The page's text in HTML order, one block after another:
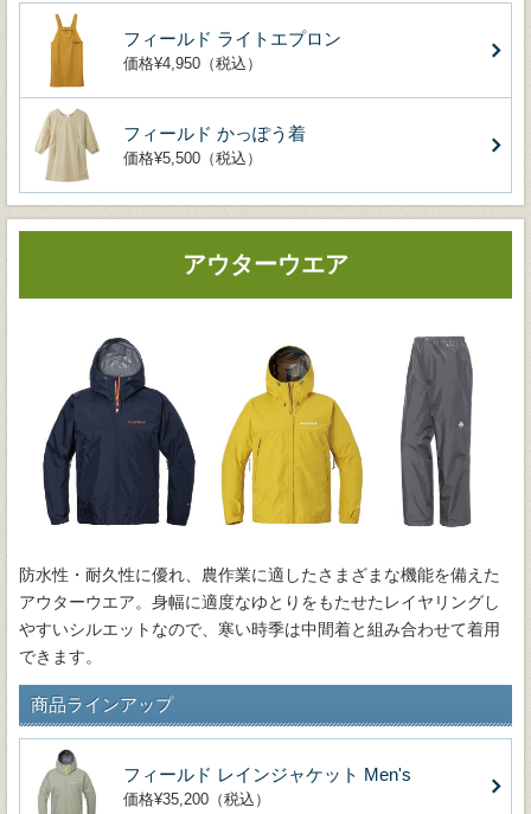
フィールド ライトエプロン
価格¥4,950（税込）
フィールド かっぽう着
価格¥5,500（税込）
アウターウエア
防水性・耐久性に優れ、農作業に適したさまざまな機能を備えた
アウターウエア。身幅に適度なゆとりをもたせたレイヤリングし
やすいシルエットなので、寒い時季は中間着と組み合わせて着用
できます。
商品ラインアップ
フィールド レインジャケット Men's
価格¥35,200（税込）